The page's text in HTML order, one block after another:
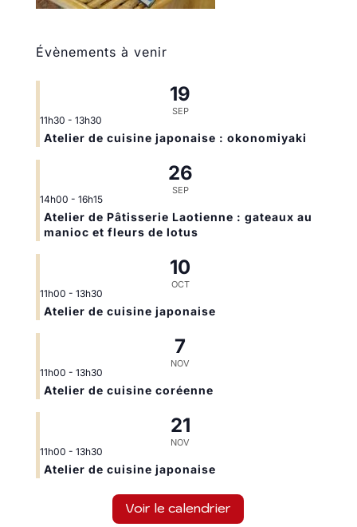
Évènements à venir
19
SEP
11h30 - 13h30
Atelier de cuisine japonaise : okonomiyaki
26
SEP
14h00 - 16h15
Atelier de Pâtisserie Laotienne : gateaux au
manioc et fleurs de lotus
10
OCT
11h00 - 13h30
Atelier de cuisine japonaise
7
NOV
11h00 - 13h30
Atelier de cuisine coréenne
21
NOV
11h00 - 13h30
Atelier de cuisine japonaise
Voir le calendrier